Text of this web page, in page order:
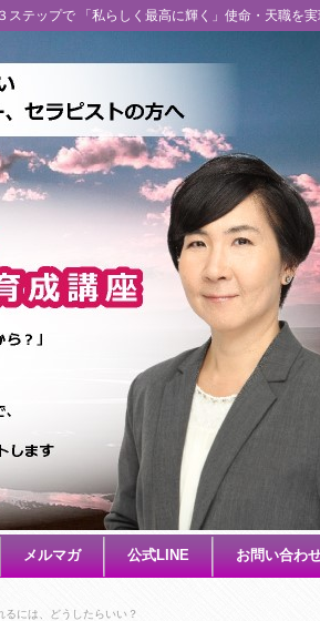
テップで 「私らしく最高に輝く」使命・天職を実
メルマガ 公式LINE お問い合わ
るには、どうしたらいい？